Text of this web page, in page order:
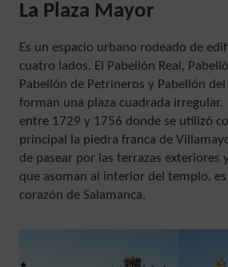
La Plaza Mayor
Es un espacio urbano rodeado de
cuatro lados. El Pabellón Real,
Pabellón de Petrineros y Pabellón del
forman una plaza cuadrada
entre 1729 y 1756 donde se utilizó
principal la piedra franca de
de pasear por las terrazas exteriores
que asoman al interior del templo. es
corazón de Salamanca.